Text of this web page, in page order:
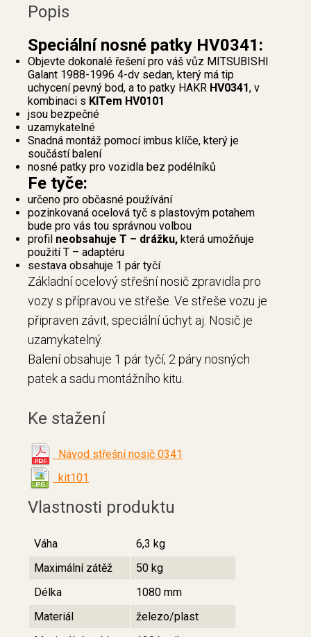
Popis
Speciální nosné patky HV0341:
Objevte dokonalé řešení pro váš vůz MITSUBISHI
Galant 1988-1996 4-dv sedan, který má tip
uchycení pevný bod, a to patky HAKR HV0341, v
kombinaci s KITem HV0101
jsou bezpečné
uzamykatelné
Snadná montáž pomocí imbus klíče, který je
součástí balení
nosné patky pro vozidla bez podélníků
Fe tyče:
určeno pro občasné používání
pozinkovaná ocelová tyč s plastovým potahem
bude pro vás tou správnou volbou
profil neobsahuje T – drážku, která umožňuje
použití T – adaptéru
sestava obsahuje 1 pár tyčí
Základní ocelový střešní nosič zpravidla pro
vozy s přípravou ve střeše. Ve střeše vozu je
připraven závit, speciální úchyt aj. Nosič je
uzamykatelný.
Balení obsahuje 1 pár tyčí, 2 páry nosných
patek a sadu montážního kitu.
Ke stažení
Návod střešní nosič 0341
kit101
Vlastnosti produktu
Váha
6,3 kg
Maximální zátěž
50 kg
Délka
1080 mm
Materiál
železo/plast